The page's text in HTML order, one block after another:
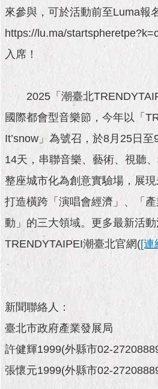
私
權
及
資
策
RSS
絡
我
們
（陳
系
來參與，可於活動前至Luma報
https://lu.ma/
入席！
2025「潮臺北
國際都會型音樂節，今年以「
It’snow」為號召，於8月25日
14天，串聯音樂、藝術、視聽
整座城市化為創意實驗場，展
打造橫跨「演唱會經濟」、「
動」的三大領域。更多最新活
TRENDYTAIPEI潮臺北官網([連
新聞聯絡人：
臺北市政府產業發展局
許健輝1999(外縣市02-
張懷元1999(外縣市02-